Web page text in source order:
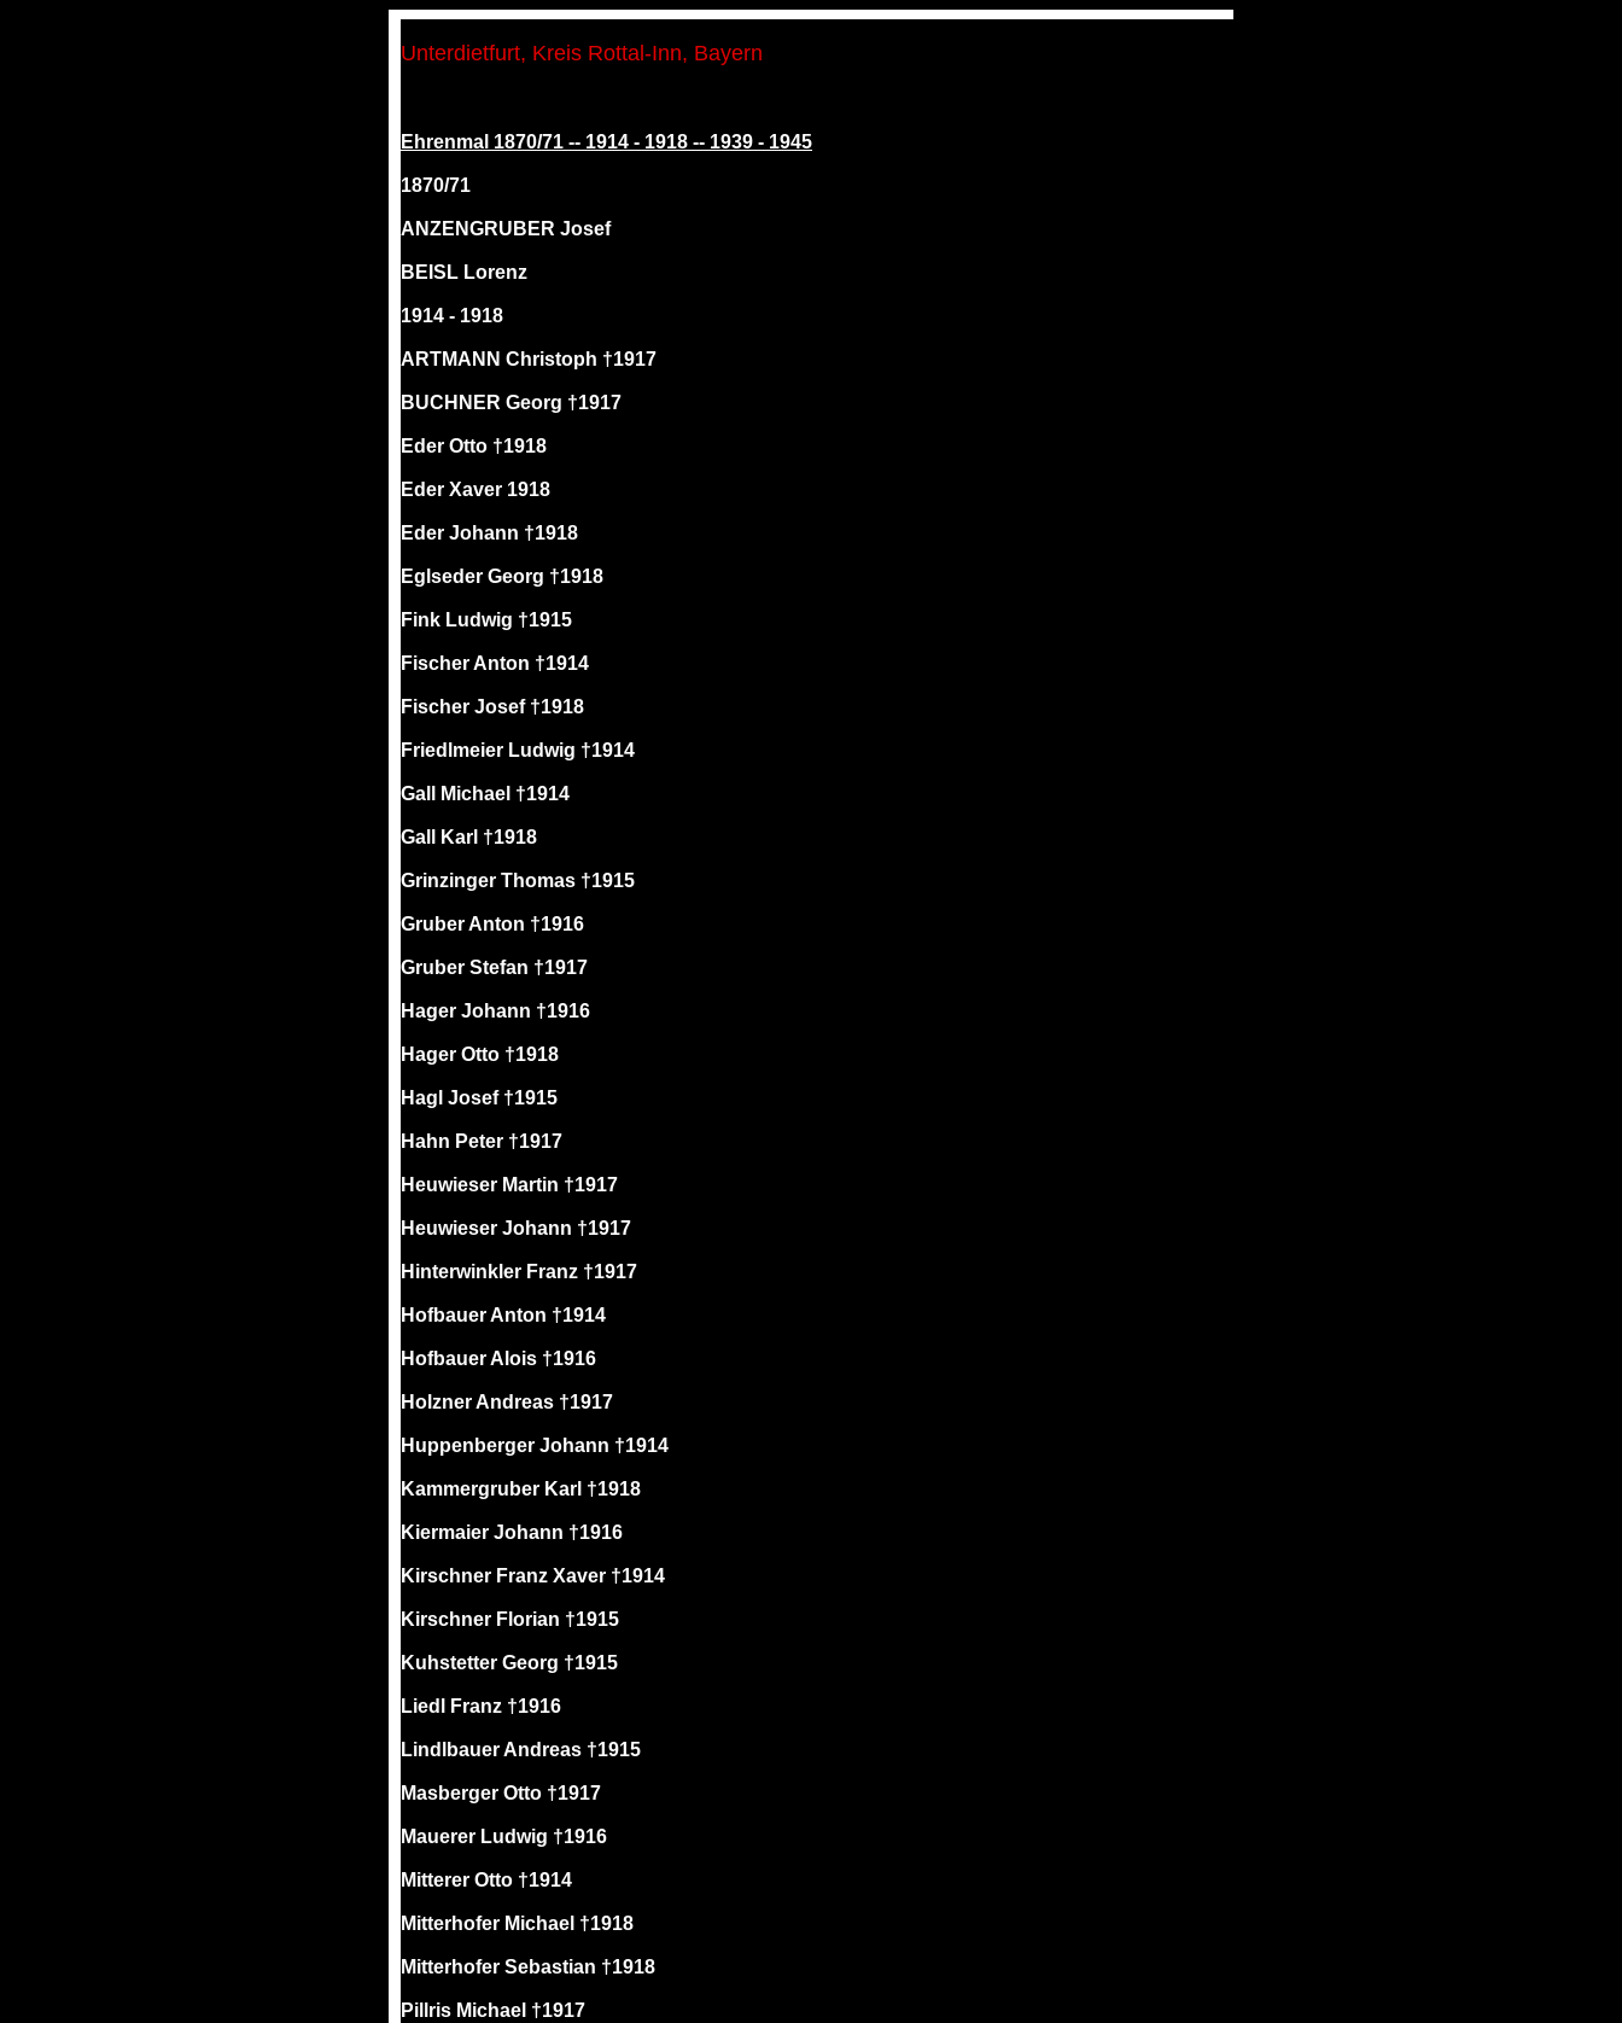
Unterdietfurt, Kreis Rottal-Inn, Bayern
Ehrenmal 1870/71 -- 1914 - 1918 -- 1939 - 1945
1870/71
ANZENGRUBER Josef
BEISL Lorenz
1914 - 1918
ARTMANN Christoph †1917
BUCHNER Georg †1917
Eder Otto †1918
Eder Xaver 1918
Eder Johann †1918
Eglseder Georg †1918
Fink Ludwig †1915
Fischer Anton †1914
Fischer Josef †1918
Friedlmeier Ludwig †1914
Gall Michael †1914
Gall Karl †1918
Grinzinger Thomas †1915
Gruber Anton †1916
Gruber Stefan †1917
Hager Johann †1916
Hager Otto †1918
Hagl Josef †1915
Hahn Peter †1917
Heuwieser Martin †1917
Heuwieser Johann †1917
Hinterwinkler Franz †1917
Hofbauer Anton †1914
Hofbauer Alois †1916
Holzner Andreas †1917
Huppenberger Johann †1914
Kammergruber Karl †1918
Kiermaier Johann †1916
Kirschner Franz Xaver †1914
Kirschner Florian †1915
Kuhstetter Georg †1915
Liedl Franz †1916
Lindlbauer Andreas †1915
Masberger Otto †1917
Mauerer Ludwig †1916
Mitterer Otto †1914
Mitterhofer Michael †1918
Mitterhofer Sebastian †1918
Pillris Michael †1917